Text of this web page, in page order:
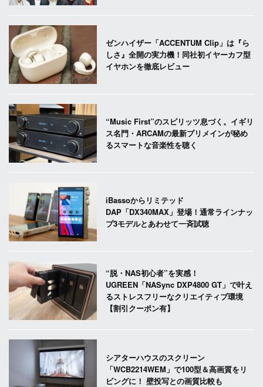
ゼンハイザー「ACCENTUM Clip」は『ら
しさ』全開の実力機！同社初イヤーカフ型
イヤホンを徹底レビュー
“Music First”のスピリッツ息づく。イギリ
ス名門・ARCAMの最新プリメインが秘め
るスマートな音楽性を聴く
iBassoからリミテッド
DAP「DX340MAX」登場！通常ラインナッ
プ3モデルとあわせて一斉試聴
“脱・NAS初心者”を実感！
UGREEN「NASync DXP4800 GT」で叶え
るストレスフリーなクリエイティブ環境
【割引クーポン有】
シアターハウスのスクリーン
「WCB2214WEM」で100型＆高画質をリ
ビングに！ 壁投写との画質比較も